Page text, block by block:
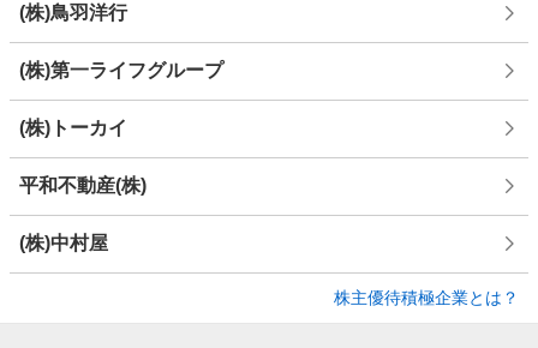
(株)鳥羽洋行
(株)第一ライフグループ
(株)トーカイ
平和不動産(株)
(株)中村屋
株主優待積極企業とは？